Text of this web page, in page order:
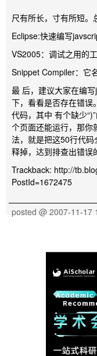
尺有所长，寸有所短。
Eclipse:快速编写
VS2005：调试之用的工
Snippet Compiler：它
最 后，建议大家在编
下，看看是否存在错误
代码，其中 有个缺少
个页面还能运行，那你
法，就是把这50行代
释掉，达到排查出错误
Trackback: http://
PostId=1672475
posted @ 2007-11-17